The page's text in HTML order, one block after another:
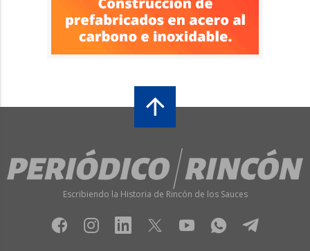
Escribiendo la Historia de Rincón de los Sauces